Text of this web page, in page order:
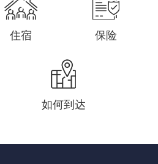
住宿 保险
如何到达